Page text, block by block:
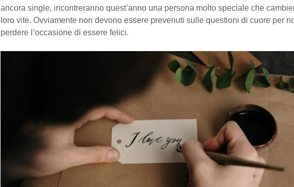
ancora single, incontreranno quest’anno una persona molto speciale che
loro vite. Ovviamente non devono essere prevenuti sulle questioni di cuore per
perdere l’occasione di essere felici.